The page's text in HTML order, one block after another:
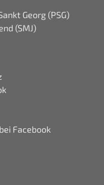
Georg (PSG)
(SMJ)
Facebook